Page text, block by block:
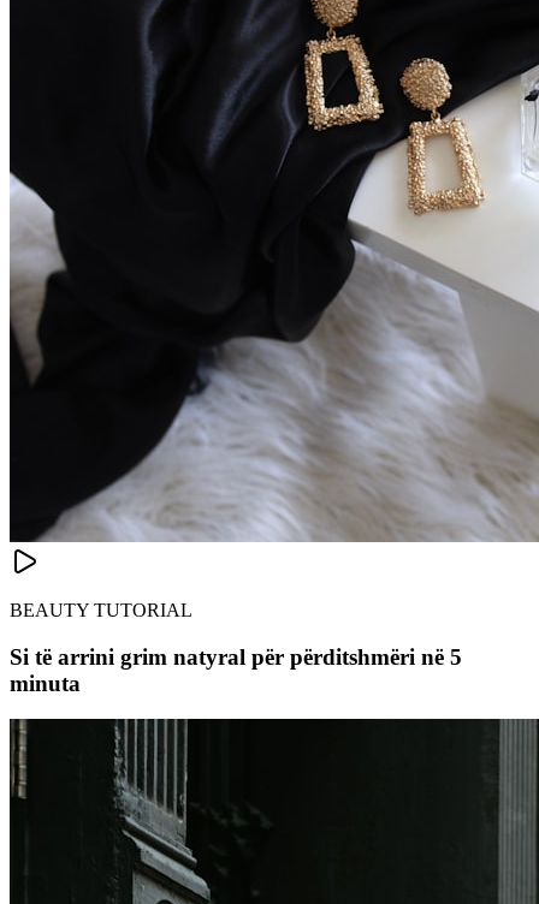
BEAUTY TUTORIAL
Si të arrini grim natyral për përditshmëri në 5
minuta